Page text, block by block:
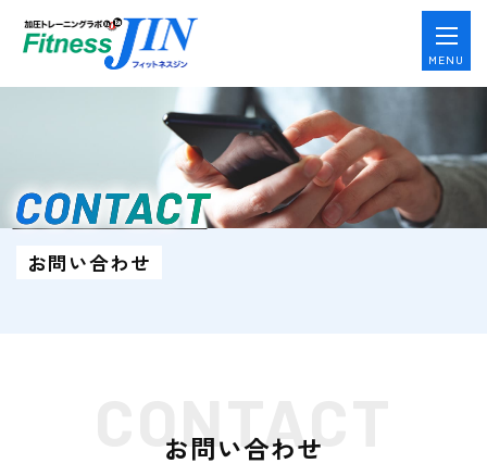
MENU
CONTACT
お問い合わせ
CONTACT
お問い合わせ